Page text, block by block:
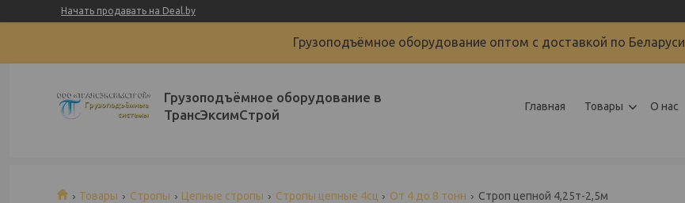
Начать продавать на Deal.by
Грузоподъёмное оборудование оптом с доставкой по Беларуси
Грузоподъёмное оборудование в
ТрансЭксимСтрой
Главная Товары О нас
Товары Стропы Цепные стропы Стропы цепные 4сц От 4 до 8 тонн Строп цепной 4,25т-2,5м